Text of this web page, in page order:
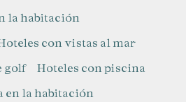
la habitación
con vistas al mar
golf
Hoteles con piscina
en la habitación